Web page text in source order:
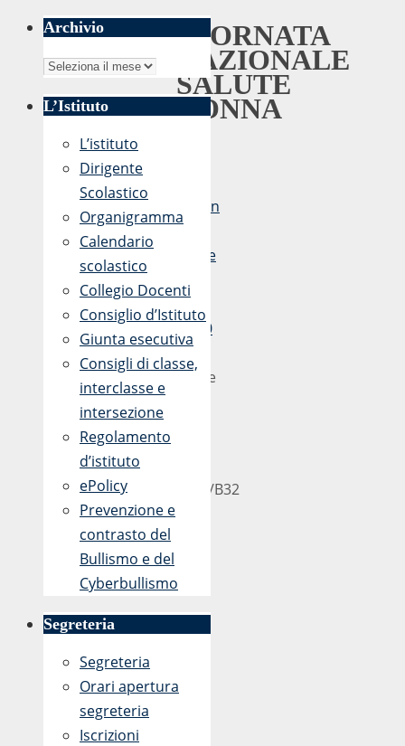
GIORNATA
NAZIONALE
SALUTE
DONNA
admin
20
Aprile
-
13:40
20
Aprile
1610/B32
Archivio
Archivio
L’Istituto
L’istituto
Dirigente
Scolastico
Organigramma
Calendario
scolastico
Collegio Docenti
Consiglio d’Istituto
Giunta esecutiva
Consigli di classe,
interclasse e
intersezione
Regolamento
d’istituto
ePolicy
Prevenzione e
contrasto del
Bullismo e del
Cyberbullismo
Segreteria
Segreteria
Orari apertura
segreteria
Iscrizioni